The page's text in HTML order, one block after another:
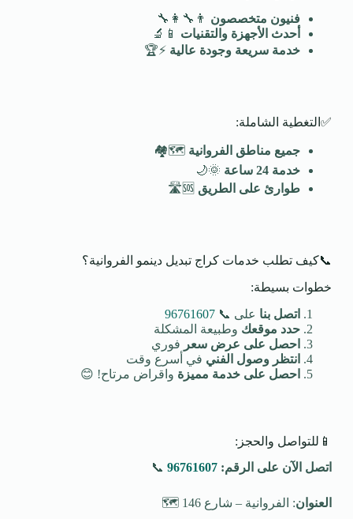
فنيون متخصصون 👨‍🔧👩‍🔧
أحدث الأجهزة والتقنيات 📱🔬
خدمة سريعة وجودة عالية ⚡🏆
✅التغطية الشاملة:
جميع مناطق الفروانية 🗺️🏘️
خدمة 24 ساعة
🌞🌙
طوارئ على الطريق
📞كيف تطلب خدمات كراج تبديل دينمو الفروانية؟
خطوات بسيطة:
اتصل بنا على 📞 96761607
حدد موقعك وطبيعة المشكلة
احصل على عرض سعر فوري
انتظر وصول الفني في أسرع وقت
احصل على خدمة مميزة واقراض مرتاح! 😊
📱للتواصل والحجز:
اتصل الآن على الرقم: 96761607
📞
العنوان: الفروانية – شارع 146 🗺️